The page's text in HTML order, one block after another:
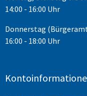
14:00 - 16:00 Uhr
Donnerstag
16:00 - 18:00 Uhr